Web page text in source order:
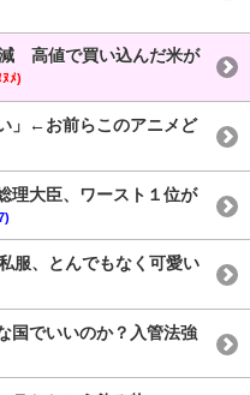
高値で買い込んだ米が
ﾒ)
」←お前らこのアニメど
理大臣、ワースト１位が
服、とんでもなく可愛い
国でいいのか？入管法強